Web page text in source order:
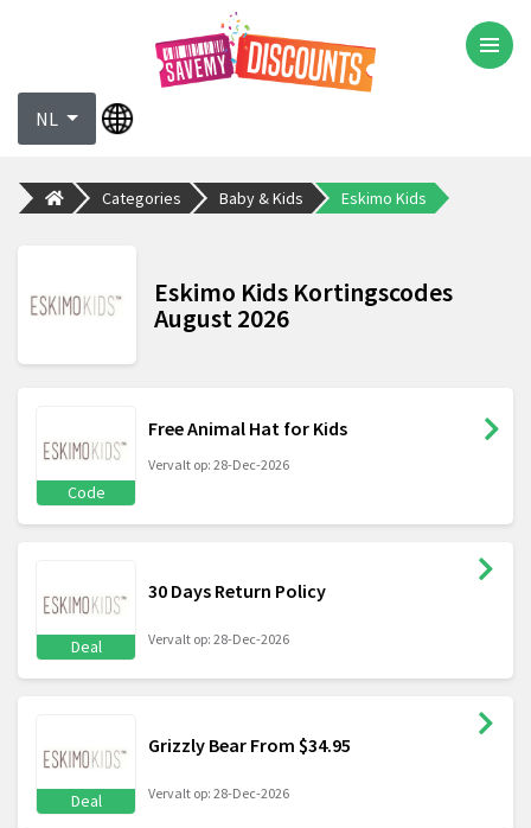
NL
Categories Baby & Kids Eskimo Kids
Eskimo Kids Kortingscodes
August 2026
Code
Free Animal Hat for Kids
Vervalt op: 28-Dec-2026
Deal
30 Days Return Policy
Vervalt op: 28-Dec-2026
Deal
Grizzly Bear From $34.95
Vervalt op: 28-Dec-2026